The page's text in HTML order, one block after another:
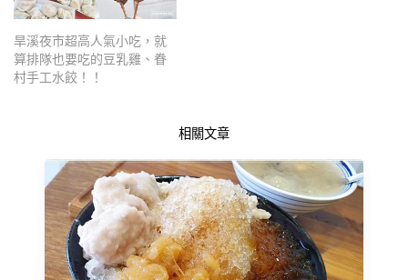
旱溪夜市超高人氣小吃，就
算排隊也要吃的豆乳雞、眷
村手工水餃！！
相關文章